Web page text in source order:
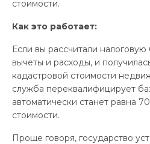
стоимости.
Как это работает:
Если вы рассчитали
вычеты и расходы, и
кадастровой стоимости
служба переквалифицирует
автоматически станет равна
стоимости.
Проще говоря, государство